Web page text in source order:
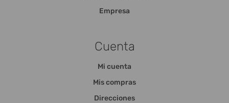
Empresa
Cuenta
Mi cuenta
Mis compras
Direcciones